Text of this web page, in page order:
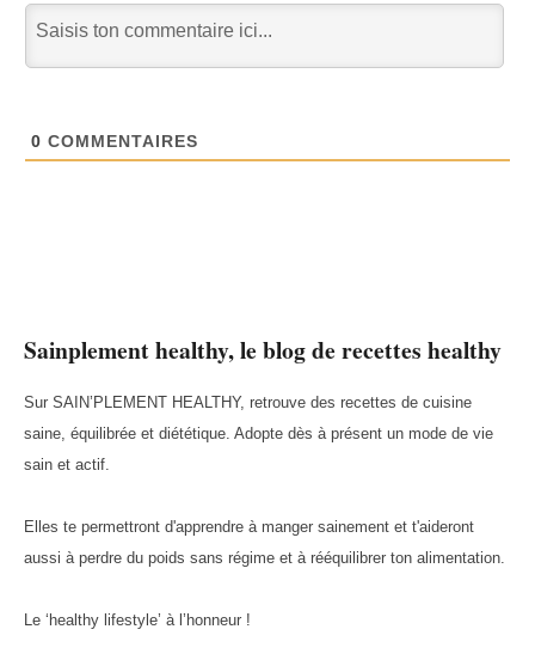
0 COMMENTAIRES
Sainplement healthy, le blog de recettes healthy
Sur SAIN’PLEMENT HEALTHY, retrouve des recettes de cuisine
saine, équilibrée et diététique. Adopte dès à présent un mode de vie
sain et actif.
Elles te permettront d'apprendre à manger sainement et t'aideront
aussi à perdre du poids sans régime et à rééquilibrer ton alimentation.
Le ‘healthy lifestyle’ à l’honneur !